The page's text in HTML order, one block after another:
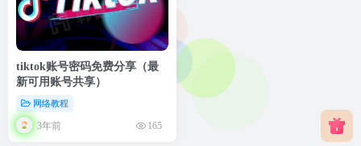
tiktok账号密码免费分享（最
新可用账号共享）
网络教程
3年前 165